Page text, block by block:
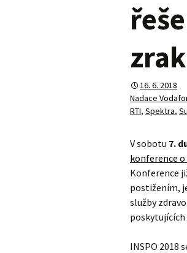
16. 6. 2018
Nadace
RTI, Spektra,
V sobotu 7.
konference
Konference
postižením,
služby
INSPO 2018